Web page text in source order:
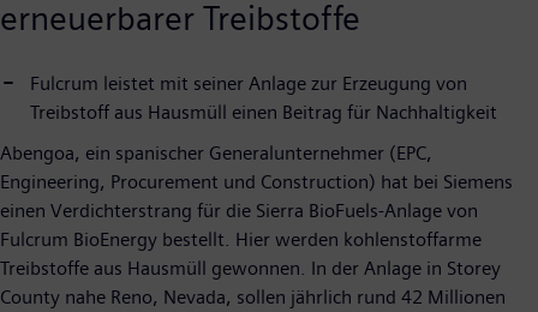
erneuerbarer Treibstoffe
Fulcrum leistet mit seiner Anlage zur Erzeugung von
Treibstoff aus Hausmüll einen Beitrag für Nachhaltigkeit
Abengoa, ein spanischer Generalunternehmer (EPC,
Engineering, Procurement und Construction) hat bei Siemens
einen Verdichterstrang für die Sierra BioFuels-Anlage von
Fulcrum BioEnergy bestellt. Hier werden kohlenstoffarme
Treibstoffe aus Hausmüll gewonnen. In der Anlage in Storey
County nahe Reno, Nevada, sollen jährlich rund 42 Millionen